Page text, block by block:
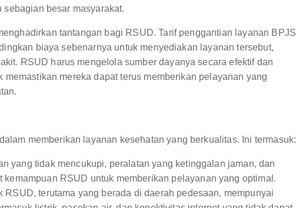
besar masyarakat.
tantangan bagi RSUD. Tarif penggantian layanan BPJS
biaya sebenarnya untuk menyediakan layanan tersebut,
RSUD harus mengelola sumber dayanya secara efektif dan
mereka dapat terus memberikan pelayanan yang
memberikan layanan kesehatan yang berkualitas. Ini termasuk:
yang tidak mencukupi, peralatan yang ketinggalan jaman, dan
kemampuan RSUD untuk memberikan pelayanan yang optimal.
RSUD, terutama yang berada di daerah pedesaan, mempunyai